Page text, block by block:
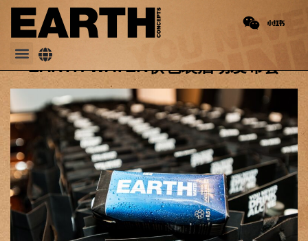
PREVIOUS
2016 地球水中国净水项目
EARTH WATER软包装启动发布会